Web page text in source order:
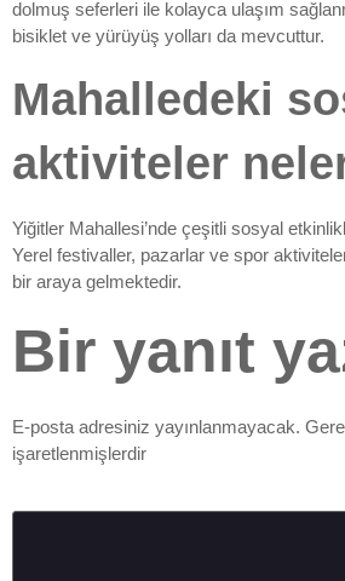
dolmuş seferleri ile kolayca ulaşım
bisiklet ve yürüyüş yolları da mevcuttur.
Mahalledeki
aktiviteler
Yiğitler Mahallesi’nde çeşitli sosyal
Yerel festivaller, pazarlar ve spor
bir araya gelmektedir.
Bir yanıt
E-posta adresiniz yayınlanmayacak.
işaretlenmişlerdir